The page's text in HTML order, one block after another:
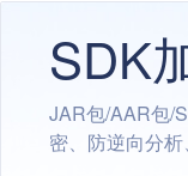
SDK
JAR包/AAR包/
密、防逆向分